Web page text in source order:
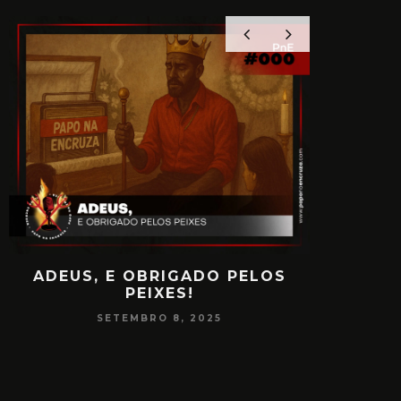
ADEUS, E OBRIGADO PELOS
PEIXES!
SETEMBRO 8, 2025